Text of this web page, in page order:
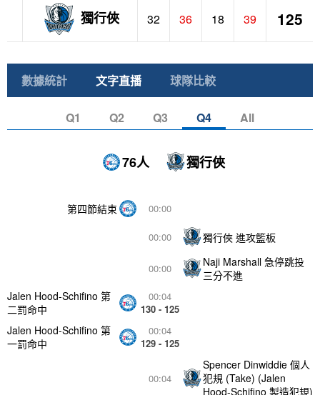
獨行俠 32 36 18 39 125
數據統計 文字直播 球隊比較
Q1 Q2 Q3 Q4 All
76人 獨行俠
00:04
Spencer Dinwiddie 個人
犯規 (Take) (Jalen
Hood-Schifino 製造犯規)
00:04
129 - 125
Jalen Hood-Schifino 第
一罰命中
00:04
130 - 125
Jalen Hood-Schifino 第
二罰命中
00:00
Naji Marshall 急停跳投
三分不進
00:00 獨行俠 進攻籃板
00:00
第四節結束